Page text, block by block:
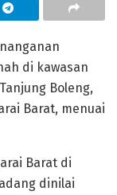
di kawasan
Boleng,
Barat, menuai
Barat di
dinilai